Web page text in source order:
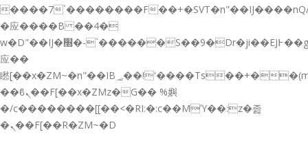
����7`��������F
�应����B ��4�
w�D"��IJ�׭�-`������S��9�Dr�ji��EJ߅��gJ�
应��
矁[��x�ZM~�n"��IB؃��!'����Тѕ��+��(m��IK�ʭ�/|
��ϐܢ��F[��x�ZMz�G�� %嬩
�/c��������[[��<�RI:�:c��MΎ��:z�졾
�ܢ��F[��R�ZM~�D
PLATAFORMA EDUCATIVA QE
PREPARACIÓN GRADUADO EN ESO
GESTIÓN DE FORMACIÓN EMPRESAS
NOTICIAS